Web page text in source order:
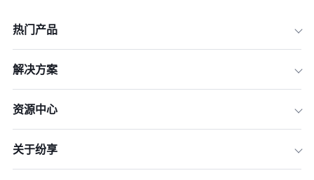
热门产品
解决方案
资源中心
关于纷享